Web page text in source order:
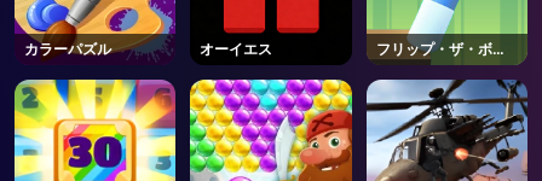
AD
カラーパズル オーイエス
フリップ・ザ・ボト
ル